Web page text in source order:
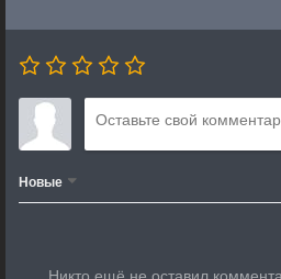
Новые
Никто ещё не оставил